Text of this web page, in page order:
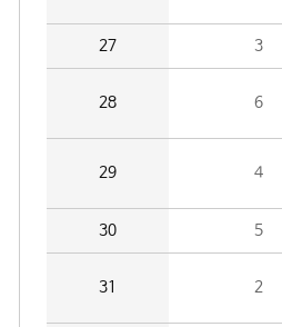
27 3
28 6
29 4
30 5
31 2